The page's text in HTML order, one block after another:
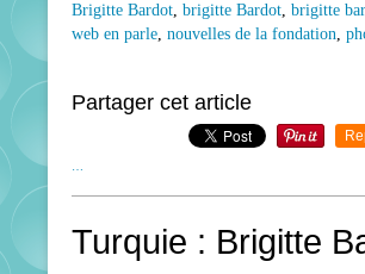
Brigitte Bardot, brigitte Bardot, brigitte
web en parle, nouvelles de la fondation,
Partager cet article
Turquie : Brigitte